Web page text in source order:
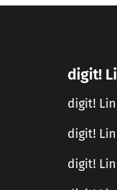
digit!
digit!
digit!
digit!